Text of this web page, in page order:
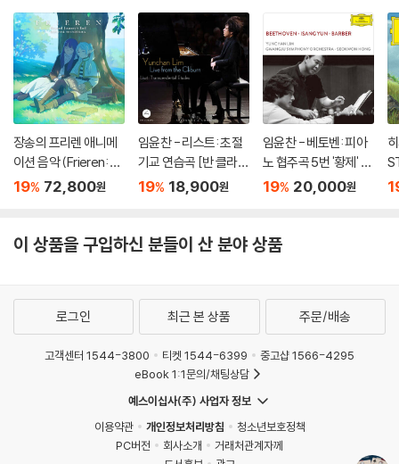
장송의 프리렌 애니메
이션 음악 (Frieren: B
eyond Journey's En
러 2LP]
19% 72,800원
임윤찬 - 리스트: 초절
기교 연습곡 [반 클라이
번 콩쿠르 실황 녹음]
19% 18,900원
임윤찬 - 베토벤: 피아
노 협주곡 5번 '황제' /
윤이상: 광주여 영원히
ang Yun / Barber)
19% 20,000원
이 상품을 구입하신 분들이 산 분야 상품
로그인 최근 본 상품 주문/배송
고객센터 1544-3800 티켓 1544-6399
중고샵 1566-4295
eBook 1:1문의/채팅상담
예스이십사(주) 사업자 정보
이용약관
개인정보처리방침
청소년보호정책
PC버전
회사소개
거래처관계자께